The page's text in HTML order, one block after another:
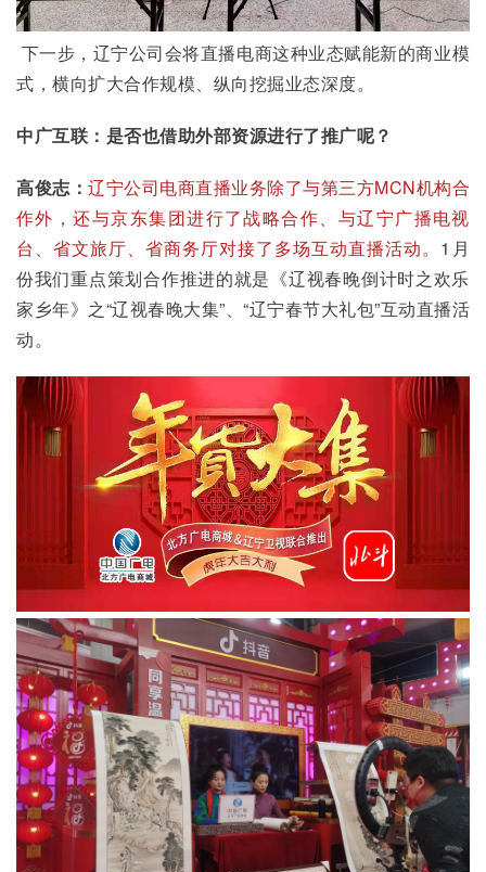
下一步，辽宁公司会将直播电商这种业态赋能新的商业模
式，横向扩大合作规模、纵向挖掘业态深度。
中广互联：是否也借助外部资源进行了推广呢？
高俊志： 辽宁公司电商直播业务除了与第三方MCN机构合
作外，还与京东集团进行了战略合作、与辽宁广播电视
台、省文旅厅、省商务厅对接了多场互动直播活动。 1月
份我们重点策划合作推进的就是《辽视春晚倒计时之欢乐
家乡年》之“辽视春晚大集”、“辽宁春节大礼包”互动直播活
动。